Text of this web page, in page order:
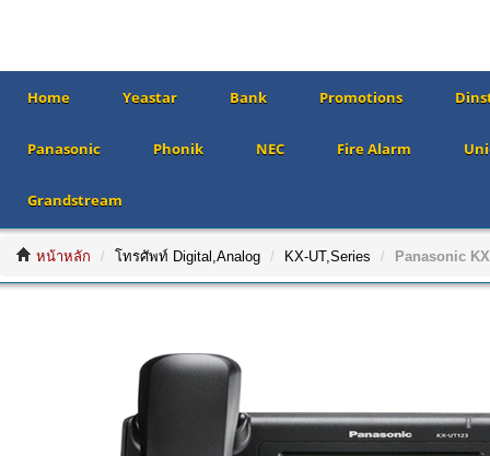
Home Yeastar Bank Promotions
Panasonic Phonik NEC Fire Alarm
Grandstream
หน้าหลัก โทรศัพท์ Digital,Analog KX-UT,Series Panasonic